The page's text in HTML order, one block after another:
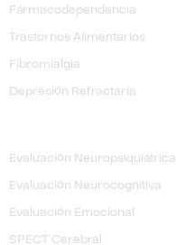
​Fármacodependencia
Trastornos Alimentarios
Fibromialgia
Depresión Refractaria
Evaluación Neuropsiquiátrica
Evaluación Neurocognitiva
Evaluación Emocional
SPECT Cerebral